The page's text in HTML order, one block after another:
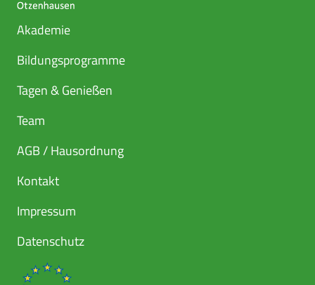
Akademie
Bildungsprogramme
Tagen & Genießen
Team
AGB / Hausordnung
Kontakt
Impressum
Datenschutz